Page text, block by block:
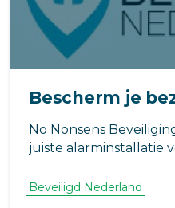
Bescherm je
No Nonsens
juiste alarminstallatie
het geschikte
Beveiligd Nederland